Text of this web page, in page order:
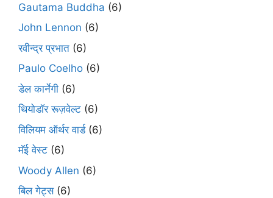
Gautama Buddha (6)
John Lennon (6)
रवीन्द्र प्रभात (6)
Paulo Coelho (6)
डेल कार्नेगी (6)
थियोडॉर रूज़वेल्ट (6)
विलियम ऑर्थर वार्ड(6)
मॅई वेस्ट (6)
Woody Allen (6)
बिल गेट्स(6)